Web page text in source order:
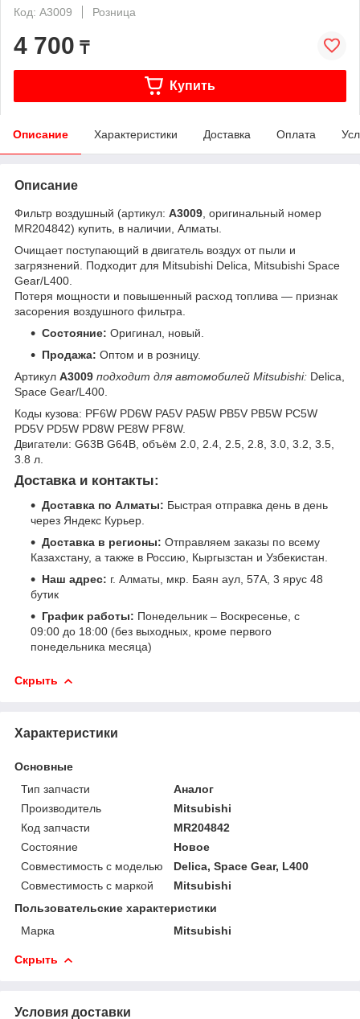
Код: A3009
Розница
4 700 ₸
Купить
Описание Характеристики Доставка Оплата
Описание
Фильтр воздушный (артикул: A3009 , оригинальный номер
MR204842) купить, в наличии, Алматы.
Очищает поступающий в двигатель воздух от пыли и
загрязнений. Подходит для Mitsubishi Delica, Mitsubishi Space
Gear/L400.
Потеря мощности и повышенный расход топлива — признак
засорения воздушного фильтра.
Состояние: Оригинал, новый.
Продажа: Оптом и в розницу.
Артикул A3009 подходит для автомобилей Mitsubishi: Delica,
Space Gear/L400.
Коды кузова: PF6W PD6W PA5V PA5W PB5V PB5W PC5W
PD5V PD5W PD8W PE8W PF8W.
Двигатели: G63B G64B, объём 2.0, 2.4, 2.5, 2.8, 3.0, 3.2, 3.5,
3.8 л.
Доставка и контакты:
Доставка по Алматы: Быстрая отправка день в день
через Яндекс Курьер.
Доставка в регионы: Отправляем заказы по всему
Казахстану, а также в Россию, Кыргызстан и Узбекистан.
Наш адрес: г. Алматы, мкр. Баян аул, 57А, 3 ярус 48
бутик
График работы: Понедельник – Воскресенье, с
09:00 до 18:00 (без выходных, кроме первого
понедельника месяца)
Скрыть
Характеристики
Основные
Тип запчасти
Аналог
Производитель
Mitsubishi
Код запчасти
MR204842
Состояние
Новое
Совместимость с моделью
Delica, Space Gear, L400
Совместимость с маркой
Mitsubishi
Пользовательские характеристики
Марка
Mitsubishi
Скрыть
Условия доставки